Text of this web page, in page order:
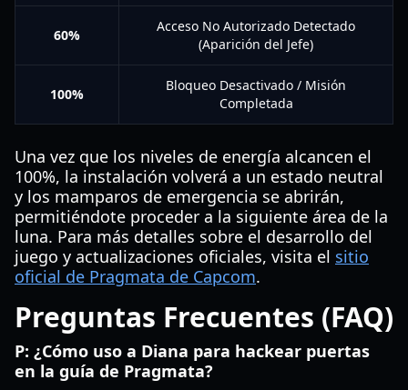
60%
Acceso No Autorizado Detectado
(Aparición del Jefe)
100%
Bloqueo Desactivado / Misión
Completada
Una vez que los niveles de energía alcancen el
100%, la instalación volverá a un estado neutral
y los mamparos de emergencia se abrirán,
permitiéndote proceder a la siguiente área de la
luna. Para más detalles sobre el desarrollo del
juego y actualizaciones oficiales, visita el sitio
oficial de Pragmata de Capcom.
Preguntas Frecuentes (FAQ)
P: ¿Cómo uso a Diana para hackear puertas
en la guía de Pragmata?